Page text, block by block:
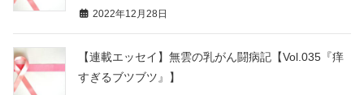
2022年12月28日
【連載エッセイ】無雲の乳がん闘病記【Vol.035『痒
すぎるブツブツ』】